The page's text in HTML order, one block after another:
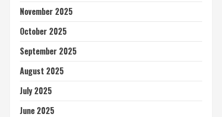
November 2025
October 2025
September 2025
August 2025
July 2025
June 2025